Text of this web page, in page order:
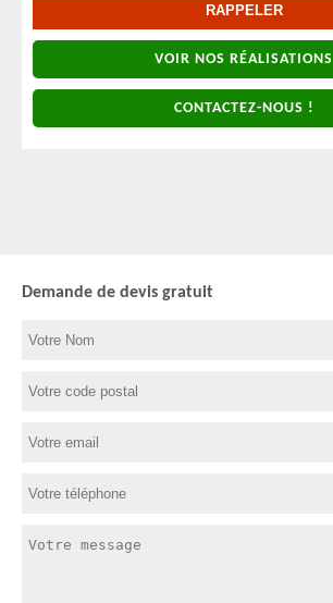
VOIR NOS RÉALISATIONS
CONTACTEZ-NOUS !
Demande de devis gratuit